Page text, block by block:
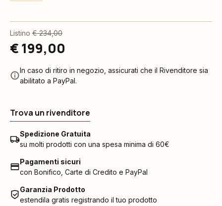
Listino € 234,00
€ 199,00
In caso di ritiro in negozio, assicurati che il Rivenditore sia
abilitato a PayPal.
Trova un rivenditore
Spedizione Gratuita
su molti prodotti con una spesa minima di 60€
Pagamenti sicuri
con Bonifico, Carte di Credito e PayPal
Garanzia Prodotto
estendila gratis registrando il tuo prodotto